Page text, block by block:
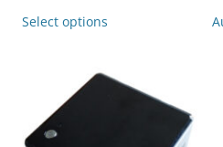
Select options